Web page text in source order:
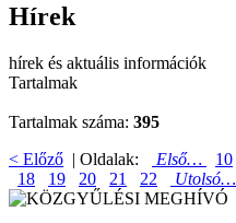
Hírek
hírek és aktuális információk
Tartalmak
Tartalmak száma: 395
< Előző | Oldalak: Első… 10
18
19 20 21 22 Utolsó…